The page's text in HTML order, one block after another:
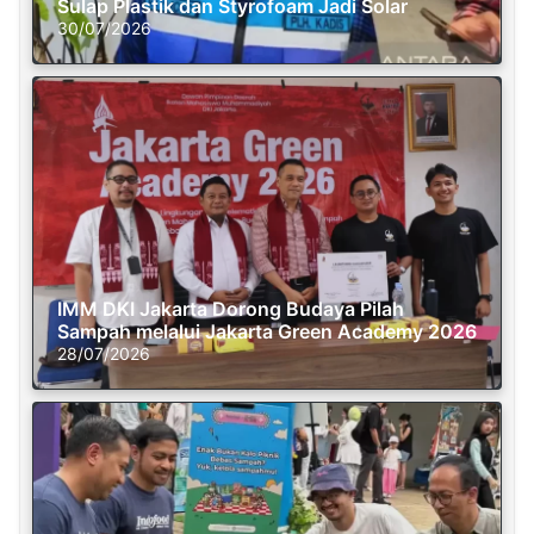
Sulap Plastik dan Styrofoam Jadi Solar
30/07/2026
IMM DKI Jakarta Dorong Budaya Pilah
Sampah melalui Jakarta Green Academy 2026
28/07/2026